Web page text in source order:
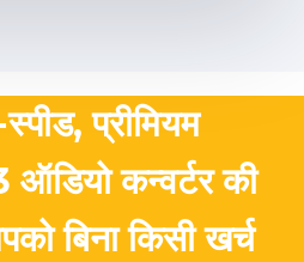
प्रीमियम
कन्वर्टर की
बिना किसी खर्च